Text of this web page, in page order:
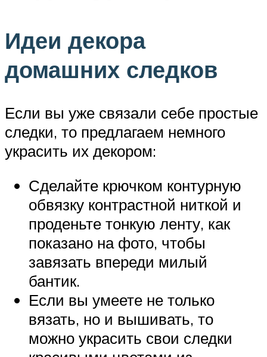
Идеи декора
домашних следков
Если вы уже связали себе простые
следки, то предлагаем немного
украсить их декором:
Сделайте крючком контурную
обвязку контрастной ниткой и
проденьте тонкую ленту, как
показано на фото, чтобы
завязать впереди милый
бантик.
Если вы умеете не только
вязать, но и вышивать, то
можно украсить свои следки